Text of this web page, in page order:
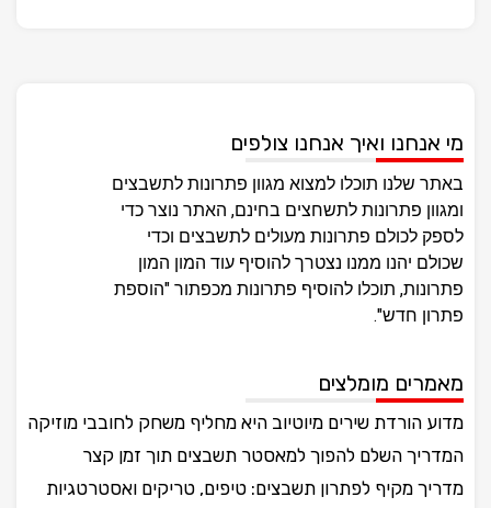
מי אנחנו ואיך אנחנו צולפים
באתר שלנו תוכלו למצוא מגוון פתרונות לתשבצים
ומגוון פתרונות לתשחצים בחינם, האתר נוצר כדי
לספק לכולם פתרונות מעולים לתשבצים וכדי
שכולם יהנו ממנו נצטרך להוסיף עוד המון המון
פתרונות, תוכלו להוסיף פתרונות מכפתור "הוספת
פתרון חדש".
מאמרים מומלצים
מדוע הורדת שירים מיוטיוב היא מחליף משחק לחובבי מוזיקה
המדריך השלם להפוך למאסטר תשבצים תוך זמן קצר
מדריך מקיף לפתרון תשבצים: טיפים, טריקים ואסטרטגיות